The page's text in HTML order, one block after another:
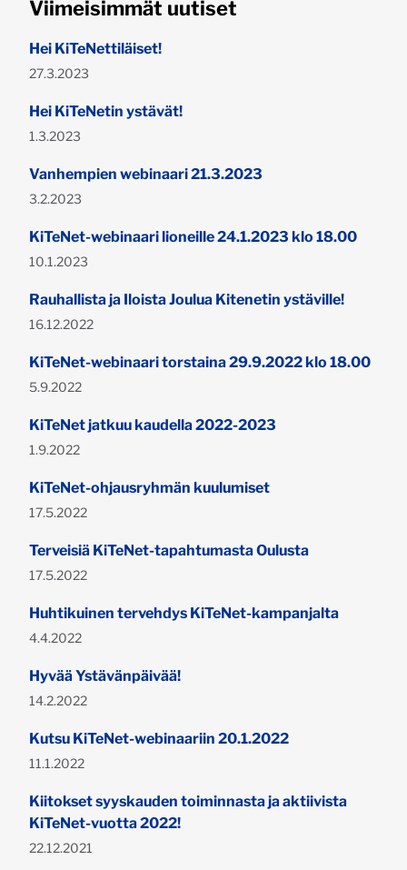
Viimeisimmät uutiset
Hei KiTeNettiläiset!
Julkaistu:
27.3.2023
Hei KiTeNetin ystävät!
Julkaistu:
1.3.2023
Vanhempien webinaari 21.3.2023
Julkaistu:
3.2.2023
KiTeNet-webinaari lioneille 24.1.2023 klo 18.00
Julkaistu:
10.1.2023
Rauhallista ja Iloista Joulua Kitenetin ystäville!
Julkaistu:
16.12.2022
KiTeNet-webinaari torstaina 29.9.2022 klo 18.00
Julkaistu:
5.9.2022
KiTeNet jatkuu kaudella 2022-2023
Julkaistu:
1.9.2022
KiTeNet-ohjausryhmän kuulumiset
Julkaistu:
17.5.2022
Terveisiä KiTeNet-tapahtumasta Oulusta
Julkaistu:
17.5.2022
Huhtikuinen tervehdys KiTeNet-kampanjalta
Julkaistu:
4.4.2022
Hyvää Ystävänpäivää!
Julkaistu:
14.2.2022
Kutsu KiTeNet-webinaariin 20.1.2022
Julkaistu:
11.1.2022
Kiitokset syyskauden toiminnasta ja aktiivista
KiTeNet-vuotta 2022!
Julkaistu:
22.12.2021